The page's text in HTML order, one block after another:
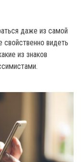
даже из самой
видеть
из знаков